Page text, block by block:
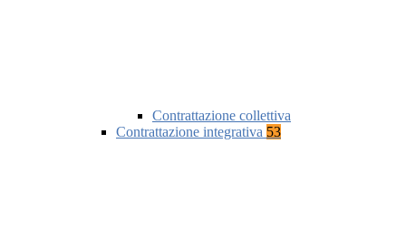
Contrattazione collettiva
Contrattazione integrativa 53